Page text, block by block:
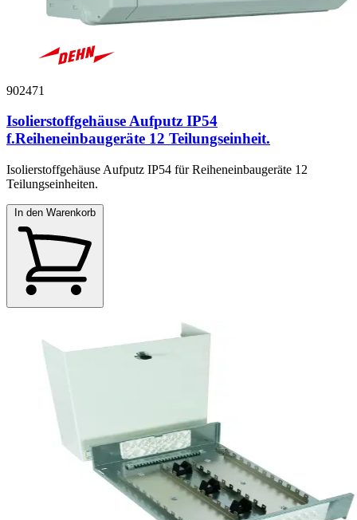
902471
Isolierstoffgehäuse Aufputz IP54
f.Reiheneinbaugeräte 12 Teilungseinheit.
Isolierstoffgehäuse Aufputz IP54 für Reiheneinbaugeräte 12
Teilungseinheiten.
In den Warenkorb